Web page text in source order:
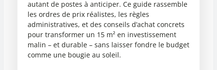
autant de postes à anticiper. Ce guide rassemble
les ordres de prix réalistes, les règles
administratives, et des conseils d’achat concrets
pour transformer un 15 m² en investissement
malin – et durable – sans laisser fondre le budget
comme une bougie au soleil.